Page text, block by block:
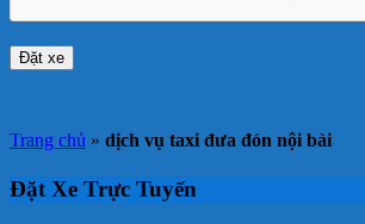
Trang chủ » dịch vụ taxi đưa đón nội bài
Đặt Xe Trực Tuyến